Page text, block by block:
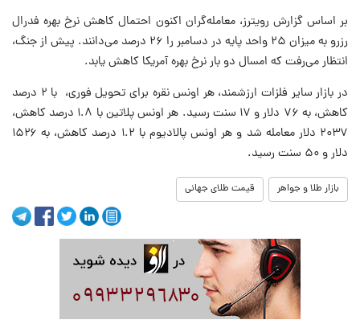
بر اساس گزارش رویترز، معامله‌گران اکنون احتمال کاهش نرخ بهره فدرال
رزرو به میزان ۲۵ واحد پایه در دسامبر را ۲۶ درصد می‌دانند. پیش از جنگ،
انتظار می‌رفت که امسال دو بار نرخ بهره آمریکا کاهش یابد.
در بازار سایر فلزات ارزشمند، هر اونس نقره برای تحویل فوری، با ۲ درصد
کاهش، به ۷۶ دلار و ۱۷ سنت رسید. هر اونس پلاتین با ۱.۸ درصد کاهش،
۲۰۳۷ دلار معامله شد و هر اونس پالادیوم با ۱.۲ درصد کاهش، به ۱۵۲۶
دلار و ۵۰ سنت رسید.
بازار طلا و جواهر قیمت طلای جهانی